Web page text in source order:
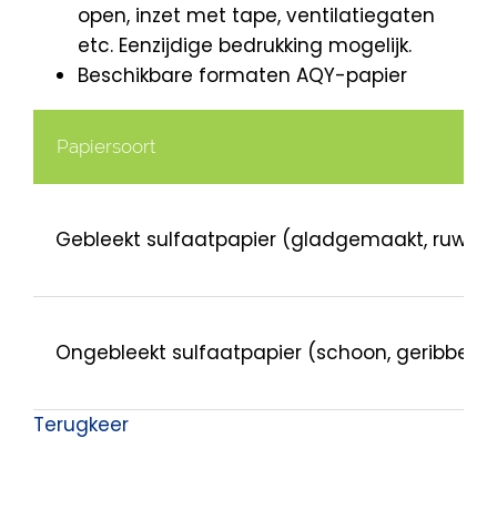
open, inzet met tape, ventilatiegaten
etc. Eenzijdige bedrukking mogelijk.
Beschikbare formaten AQY-papier
Papiersoort
Gebleekt sulfaatpapier (gladgemaakt, ruw)
Ongebleekt sulfaatpapier (schoon,
Terugkeer